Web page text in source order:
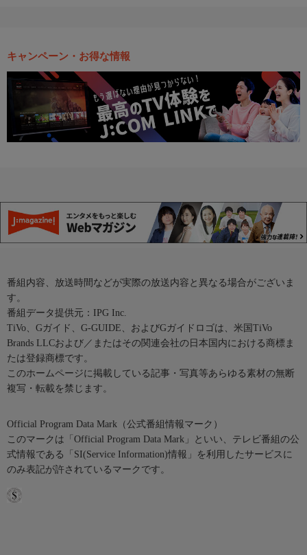
キャンペーン・お得な情報
番組内容、放送時間などが実際の放送内容と異なる場合がございま
す。
番組データ提供元：IPG Inc.
TiVo、Gガイド、G-GUIDE、およびGガイドロゴは、米国TiVo
Brands LLCおよび／またはその関連会社の日本国内における商標ま
たは登録商標です。
このホームページに掲載している記事・写真等あらゆる素材の無断
複写・転載を禁じます。
Official Program Data Mark（公式番組情報マーク）
このマークは「Official Program Data Mark」といい、テレビ番組の公
式情報である「SI(Service Information)情報」を利用したサービスに
のみ表記が許されているマークです。